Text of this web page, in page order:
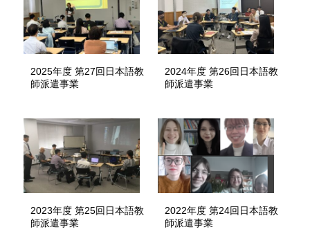
2025年度 第27回日本語教
師派遣事業
2024年度 第26回日本語教
師派遣事業
2023年度 第25回日本語教
師派遣事業
2022年度 第24回日本語教
師派遣事業